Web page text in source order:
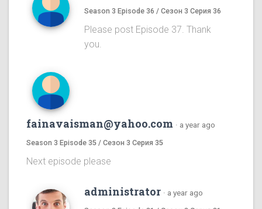
Season 3 Episode 36 / Сезон 3 Серия 36
Please post Episode 37. Thank
you.
fainavaisman@yahoo.com · a year ago
Season 3 Episode 35 / Сезон 3 Серия 35
Next episode please
administrator · a year ago